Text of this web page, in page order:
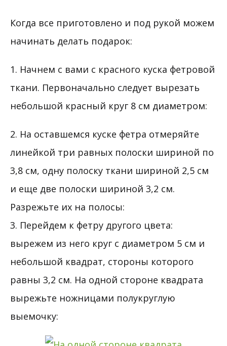
Когда все приготовлено и под рукой можем
начинать делать подарок:
1. Начнем с вами с красного куска фетровой
ткани. Первоначально следует вырезать
небольшой красный круг 8 см диаметром:
2. На оставшемся куске фетра отмеряйте
линейкой три равных полоски шириной по
3,8 см, одну полоску ткани шириной 2,5 см
и еще две полоски шириной 3,2 см.
Разрежьте их на полосы:
3. Перейдем к фетру другого цвета:
вырежем из него круг с диаметром 5 см и
небольшой квадрат, стороны которого
равны 3,2 см. На одной стороне квадрата
вырежьте ножницами полукруглую
выемочку: